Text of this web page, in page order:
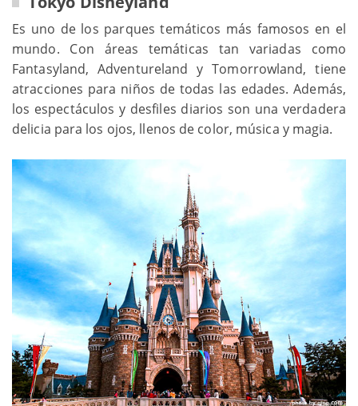
Es uno de los parques temáticos más famosos en el
mundo. Con áreas temáticas tan variadas como
Fantasyland, Adventureland y Tomorrowland, tiene
atracciones para niños de todas las edades. Además,
los espectáculos y desfiles diarios son una verdadera
delicia para los ojos, llenos de color, música y magia.